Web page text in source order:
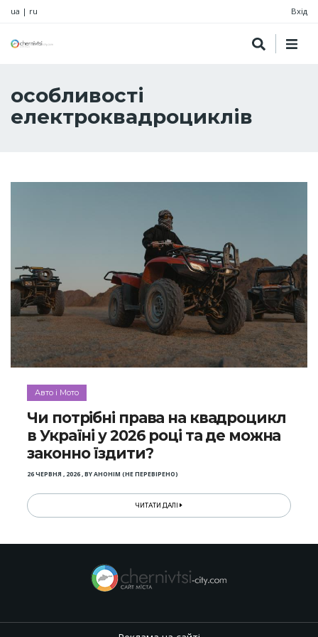
ua | ru Вхід
особливості
електроквадроциклів
Авто і Мото
Чи потрібні права на квадроцикл
в Україні у 2026 році та де можна
законно їздити?
26 ЧЕРВНЯ , 2026,BYАНОНІМ (НЕ ПЕРЕВІРЕНО)
ЧИТАТИ ДАЛІ